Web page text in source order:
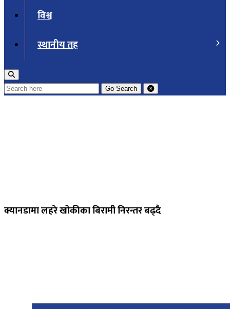
विश्व
स्थानीय तह
Go Search
क्यानडामा लहरे खोकीका बिरामी निरन्तर बढ्दै